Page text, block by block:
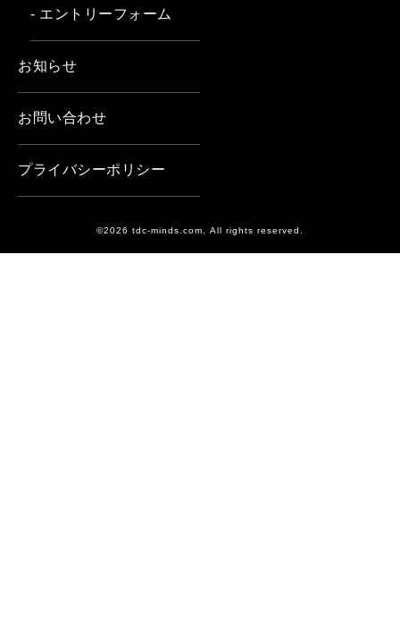
- エントリーフォーム
お知らせ
お問い合わせ
プライバシーポリシー
©2026 tdc-minds.com. All rights reserved.